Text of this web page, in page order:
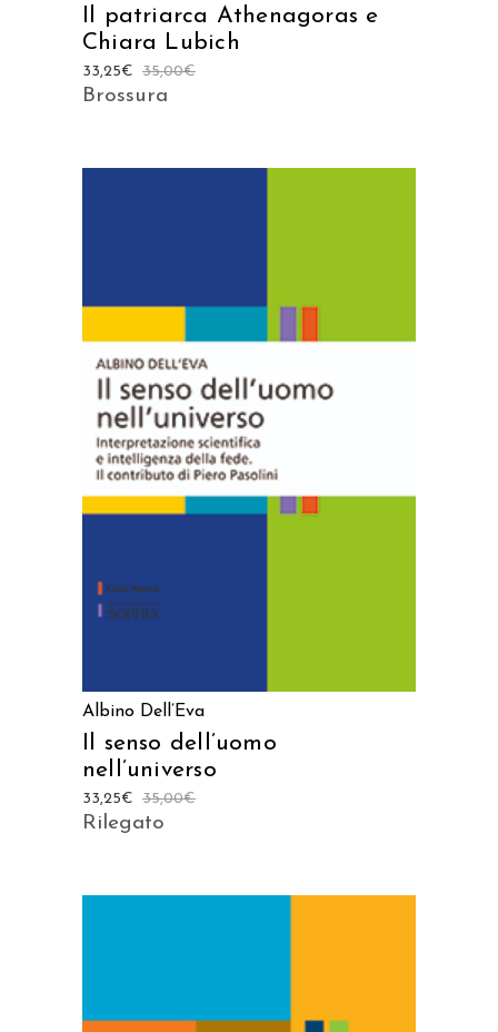
Il patriarca Athenagoras e
Chiara Lubich
35,00€
33,25€
Brossura
AGGIUNGI AL CARRELLO
Albino Dell’Eva
Il senso dell’uomo
nell’universo
35,00€
33,25€
Rilegato